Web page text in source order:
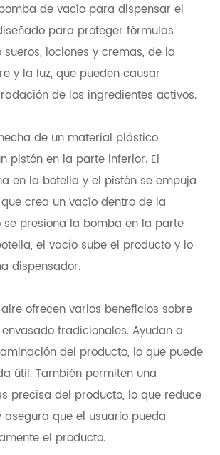
de vacío para dispensar el
para proteger fórmulas
sueros, lociones y cremas, de la
y la luz, que pueden causar
de los ingredientes activos.
de un material plástico
pistón en la parte inferior. El
en la botella y el pistón se empuja
crea un vacío dentro de la
se presiona la bomba en la parte
el vacío sube el producto y lo
dispensador.
ofrecen varios beneficios sobre
tradicionales. Ayudan a
del producto, lo que puede
útil. También permiten una
precisa del producto, lo que reduce
que el usuario pueda
el producto.